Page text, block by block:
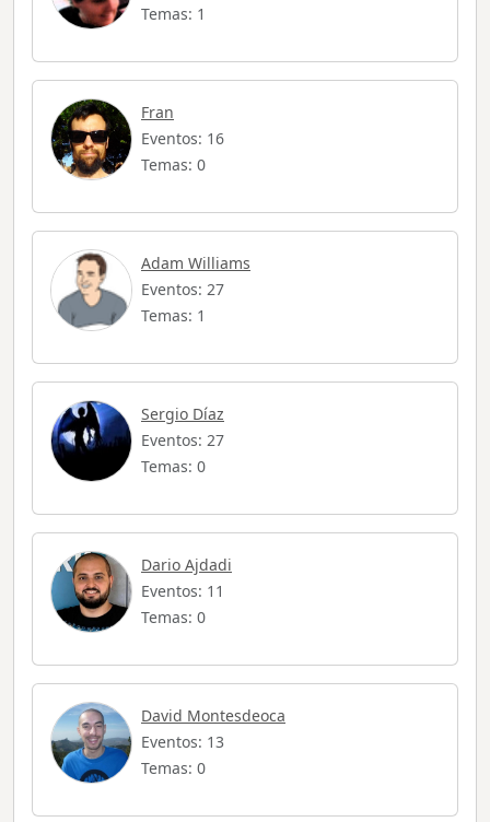
Temas: 1
Fran
Eventos: 16
Temas: 0
Adam Williams
Eventos: 27
Temas: 1
Sergio Díaz
Eventos: 27
Temas: 0
Dario Ajdadi
Eventos: 11
Temas: 0
David Montesdeoca
Eventos: 13
Temas: 0